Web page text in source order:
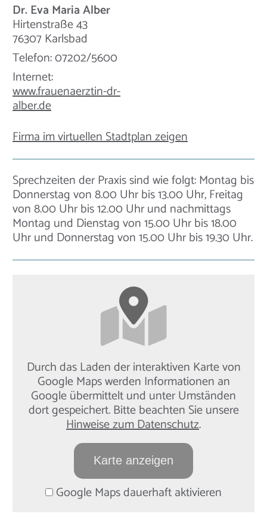
Dr. Eva Maria Alber
Hirtenstraße 43
76307 Karlsbad
Telefon: 07202/5600
Internet:
www.frauenaerztin-dr-
alber.de
Firma im virtuellen Stadtplan zeigen
Sprechzeiten der Praxis sind wie folgt: Montag bis
Donnerstag von 8.00 Uhr bis 13.00 Uhr, Freitag
von 8.00 Uhr bis 12.00 Uhr und nachmittags
Montag und Dienstag von 15.00 Uhr bis 18.00
Uhr und Donnerstag von 15.00 Uhr bis 19.30 Uhr.
Durch das Laden der interaktiven Karte von
Google Maps werden Informationen an
Google übermittelt und unter Umständen
dort gespeichert. Bitte beachten Sie unsere
Hinweise zum Datenschutz.
Karte anzeigen
Google Maps dauerhaft aktivieren